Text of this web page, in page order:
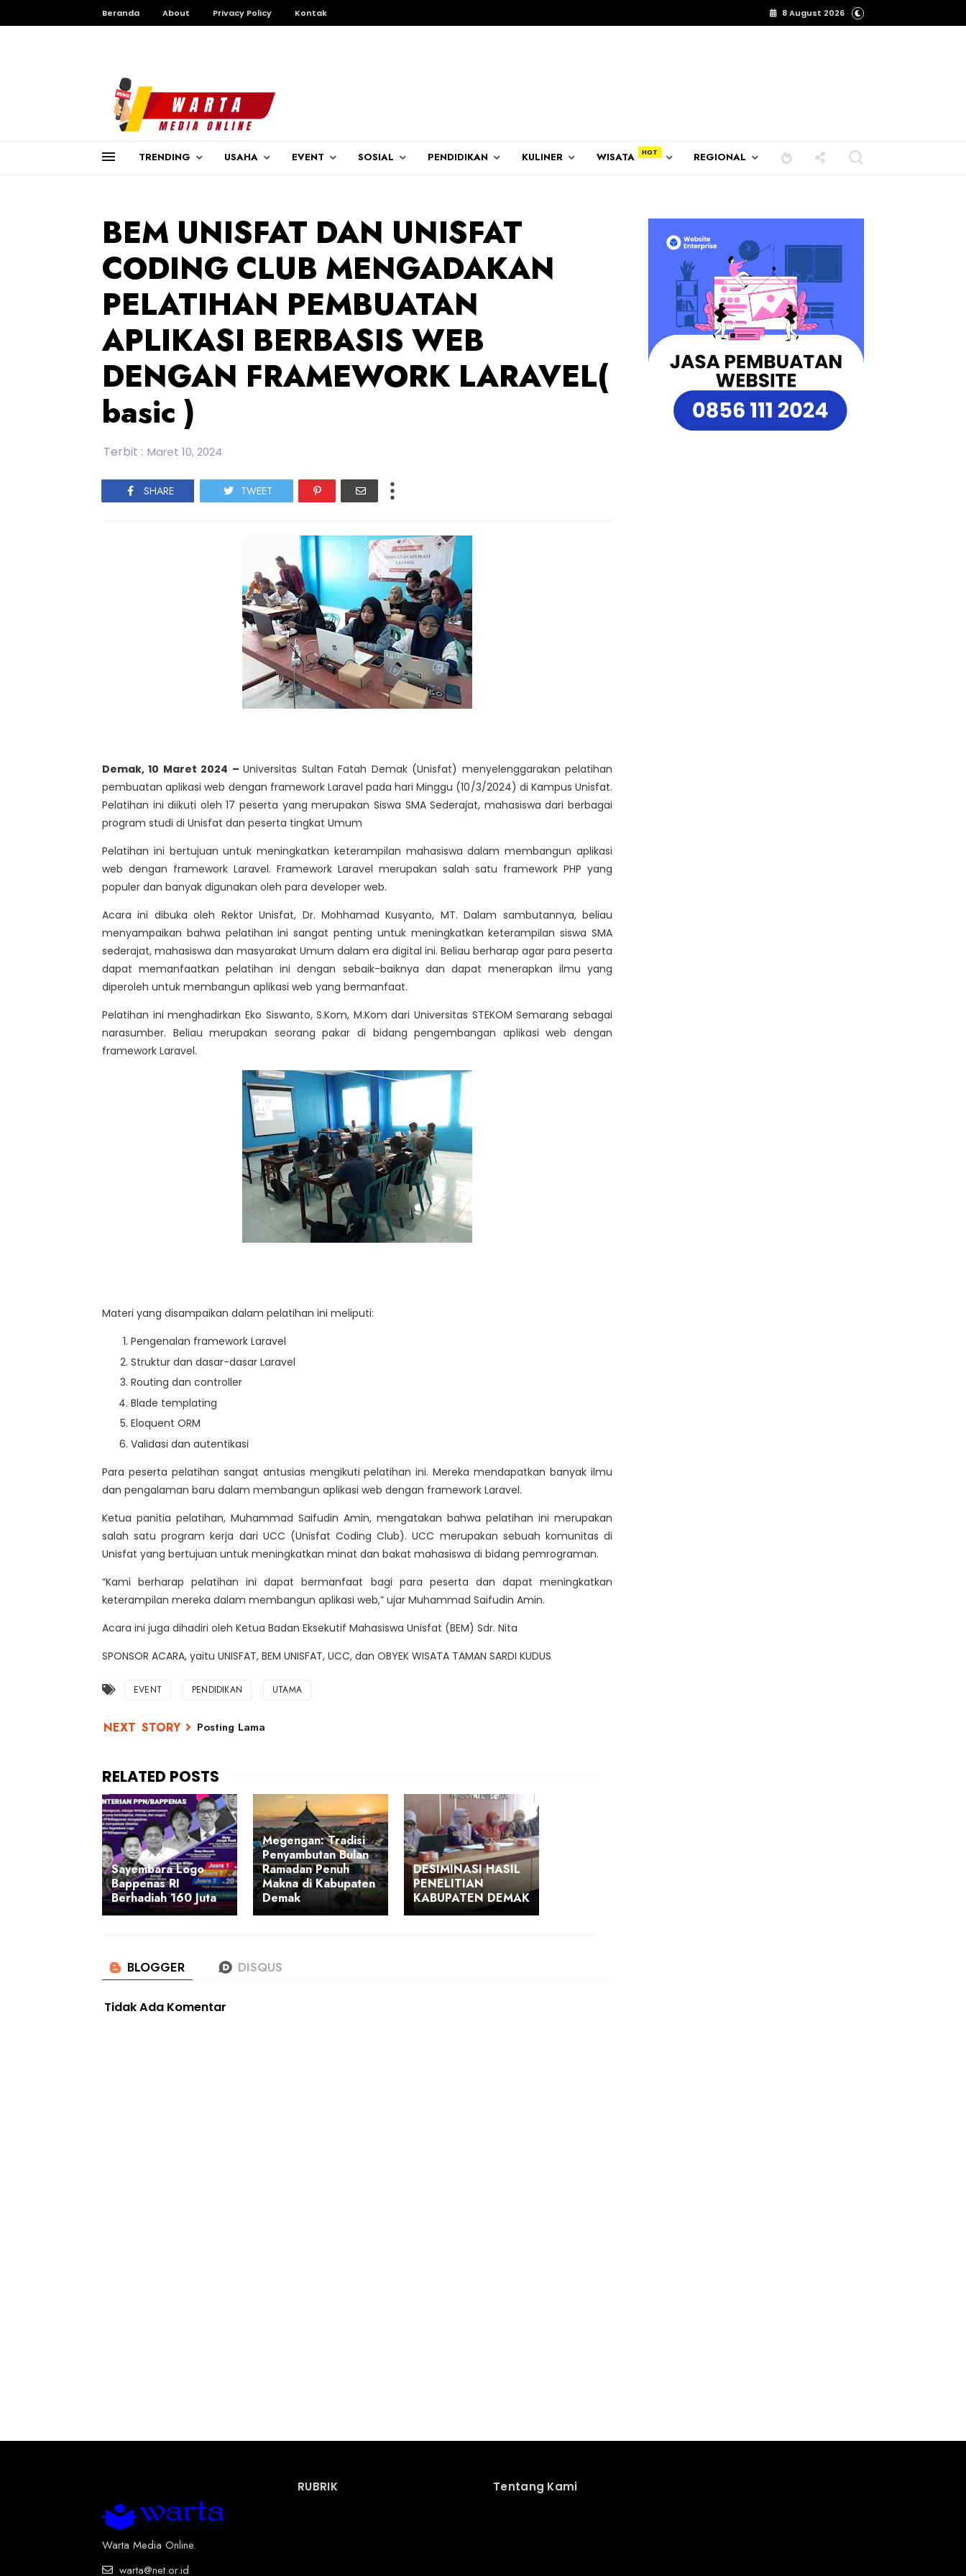
Beranda About Privacy Policy Kontak 8 August 2026
TRENDING USAHA EVENT SOSIAL PENDIDIKAN KULINER WISATA REGIONAL
BEM UNISFAT DAN UNISFAT
CODING CLUB MENGADAKAN
PELATIHAN PEMBUATAN
APLIKASI BERBASIS WEB
DENGAN FRAMEWORK LARAVEL(
basic )
Terbit : Maret 10, 2024
SHARE TWEET
Demak, 10 Maret 2024 –Universitas Sultan Fatah Demak (Unisfat) menyelenggarakan pelatihan
pembuatan aplikasi web dengan framework Laravel pada hari Minggu (10/3/2024) di Kampus Unisfat.
Pelatihan ini diikuti oleh 17 peserta yang merupakan Siswa SMA Sederajat, mahasiswa dari berbagai
program studi di Unisfat dan peserta tingkat Umum
Pelatihan ini bertujuan untuk meningkatkan keterampilan mahasiswa dalam membangun aplikasi
web dengan framework Laravel. Framework Laravel merupakan salah satu framework PHP yang
populer dan banyak digunakan oleh para developer web.
Acara ini dibuka oleh Rektor Unisfat, Dr. Mohhamad Kusyanto, MT. Dalam sambutannya, beliau
menyampaikan bahwa pelatihan ini sangat penting untuk meningkatkan keterampilan siswa SMA
sederajat, mahasiswa dan masyarakat Umum dalam era digital ini. Beliau berharap agar para peserta
dapat memanfaatkan pelatihan ini dengan sebaik-baiknya dan dapat menerapkan ilmu yang
diperoleh untuk membangun aplikasi web yang bermanfaat.
Pelatihan ini menghadirkan Eko Siswanto, S.Kom, M.Kom dari Universitas STEKOM Semarang sebagai
narasumber. Beliau merupakan seorang pakar di bidang pengembangan aplikasi web dengan
framework Laravel.
Materi yang disampaikan dalam pelatihan ini meliputi:
Pengenalan framework Laravel
Struktur dan dasar-dasar Laravel
Routing dan controller
Blade templating
Eloquent ORM
Validasi dan autentikasi
Para peserta pelatihan sangat antusias mengikuti pelatihan ini. Mereka mendapatkan banyak ilmu
dan pengalaman baru dalam membangun aplikasi web dengan framework Laravel.
Ketua panitia pelatihan, Muhammad Saifudin Amin, mengatakan bahwa pelatihan ini merupakan
salah satu program kerja dari UCC (Unisfat Coding Club). UCC merupakan sebuah komunitas di
Unisfat yang bertujuan untuk meningkatkan minat dan bakat mahasiswa di bidang pemrograman.
“Kami berharap pelatihan ini dapat bermanfaat bagi para peserta dan dapat meningkatkan
keterampilan mereka dalam membangun aplikasi web,” ujar Muhammad Saifudin Amin.
Acara ini juga dihadiri oleh Ketua Badan Eksekutif Mahasiswa Unisfat (BEM) Sdr. Nita
SPONSOR ACARA, yaitu UNISFAT, BEM UNISFAT, UCC, dan OBYEK WISATA TAMAN SARDI KUDUS
EVENT PENDIDIKAN UTAMA
Posting Lama
Sayembara Logo
Bappenas RI
Berhadiah 160 Juta
Megengan: Tradisi
Penyambutan Bulan
Ramadan Penuh
Makna di Kabupaten
Demak
DESIMINASI HASIL
PENELITIAN
KABUPATEN DEMAK
Tidak Ada Komentar
Warta Media Online.
warta@net.or.id
RUBRIK Tentang Kami